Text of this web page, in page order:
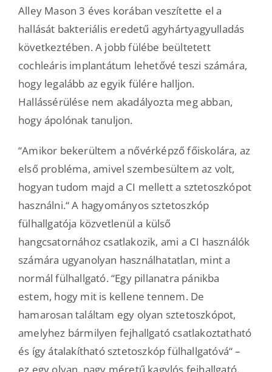
Alley Mason 3 éves korában veszítette el a
hallását bakteriális eredetű agyhártyagyulladás
következtében. A jobb fülébe beültetett
cochleáris implantátum lehetővé teszi számára,
hogy legalább az egyik fülére halljon.
Hallássérülése nem akadályozta meg abban,
hogy ápolónak tanuljon.
“Amikor bekerültem a nővérképző főiskolára, az
első probléma, amivel szembesültem az volt,
hogyan tudom majd a CI mellett a sztetoszkópot
használni.“ A hagyományos sztetoszkóp
fülhallgatója közvetlenül a külső
hangcsatornához csatlakozik, ami a CI használók
számára ugyanolyan használhatatlan, mint a
normál fülhallgató. “Egy pillanatra pánikba
estem, hogy mit is kellene tennem. De
hamarosan találtam egy olyan sztetoszkópot,
amelyhez bármilyen fejhallgató csatlakoztatható
és így átalakítható sztetoszkóp fülhallgatóvá“ –